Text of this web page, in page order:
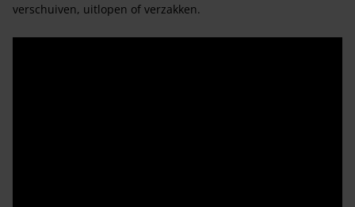
verschuiven, uitlopen of verzakken.